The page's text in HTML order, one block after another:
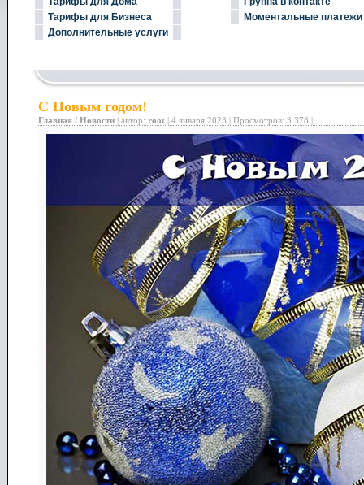
Тарифы для Бизнеса
Дополнительные услуги
Моментальные платежи
С Новым годом!
Главная / Новости | автор: root | 4 января 2023 | Просмотров: 3 378 |